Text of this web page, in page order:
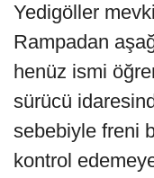
Yedigöller
Rampadan
henüz ismi
sürücü
sebebiyle freni
kontrol